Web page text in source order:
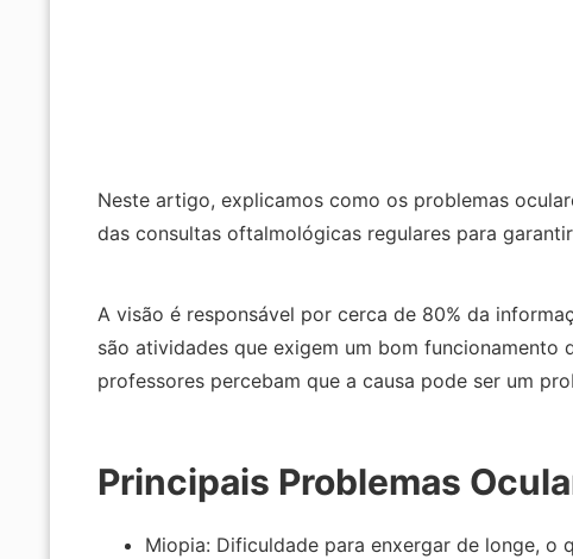
Neste artigo, explicamos como os problemas
das consultas oftalmológicas regulares para
A visão é responsável por cerca de 80% da
são atividades que exigem um bom
professores percebam que a causa pode ser um
Principais Problemas
Miopia: Dificuldade para enxergar de longe, o